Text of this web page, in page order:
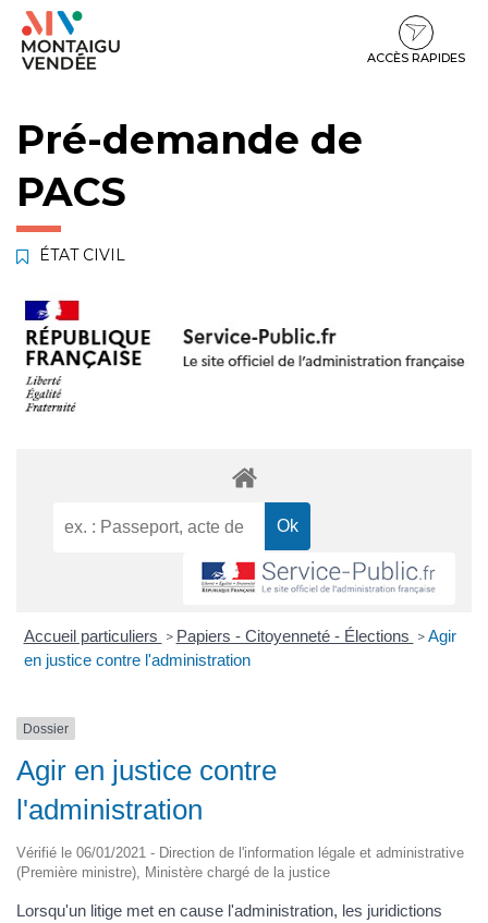
Gestion des traceurs
Aller
Aller
contenu
Aller
pied
ACCÈS RAPIDES
Pré-demande de
PACS
ÉTAT CIVIL
Accueil particuliers > Papiers - Citoyenneté - Élections > Agir
en justice contre l'administration
Dossier
Agir en justice contre
l'administration
Vérifié le 06/01/2021 - Direction de l'information légale et administrative
(Première ministre), Ministère chargé de la justice
Lorsqu'un litige met en cause l'administration, les juridictions